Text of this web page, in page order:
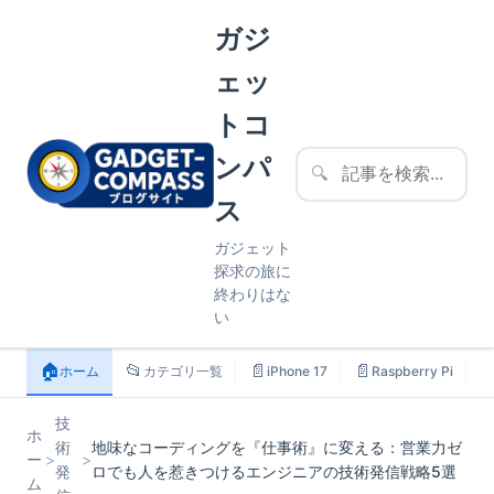
ガジ
ェッ
トコ
ンパ
ス
ガジェット
探求の旅に
終わりはな
い
🔍
🏠ホーム 📂 カテゴリ一覧 📄 iPhone 17 📄 Raspberry Pi
ホ
ー
ム
>
技
術
発
>
地味なコーディングを『仕事術』に変える：営業力ゼ
ロでも人を惹きつけるエンジニアの技術発信戦略5選